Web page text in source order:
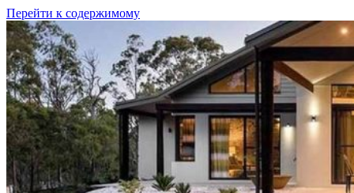
Перейти к содержимому